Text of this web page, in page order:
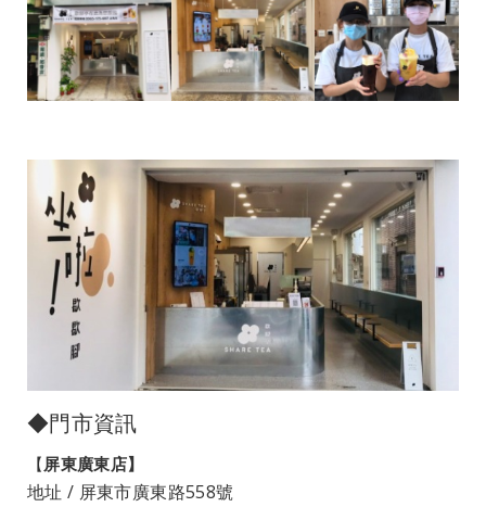
◆門市資訊
【 屏東廣東店】
地址 / 屏東市廣東路558號